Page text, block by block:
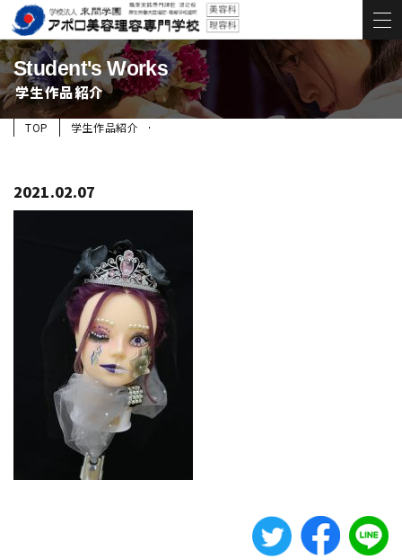
Student's Works
学生作品紹介
TOP 学生作品紹介
2021.02.07